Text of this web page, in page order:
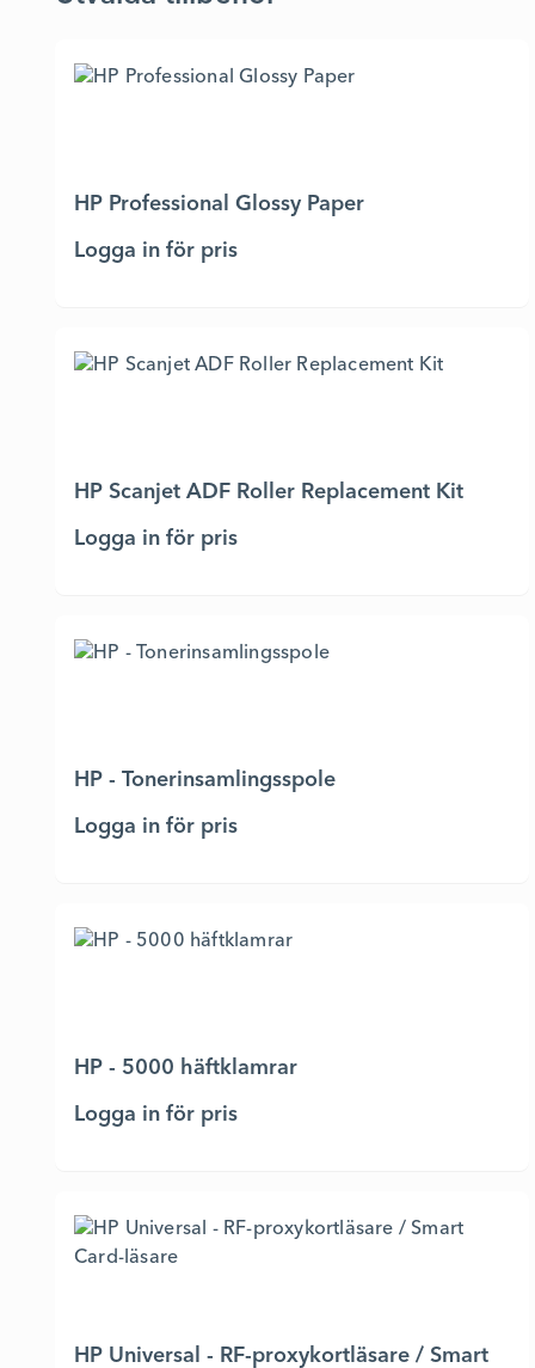
HP Professional Glossy Paper
Logga in för pris
HP Scanjet ADF Roller Replacement Kit
Logga in för pris
HP - Tonerinsamlingsspole
Logga in för pris
HP - 5000 häftklamrar
Logga in för pris
HP Universal - RF-proxykortläsare / Smart